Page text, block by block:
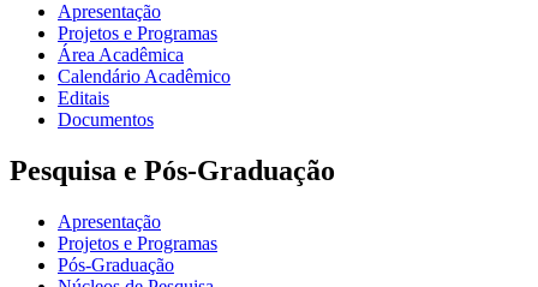
Apresentação
Projetos e Programas
Área Acadêmica
Calendário Acadêmico
Editais
Documentos
Pesquisa e Pós-Graduação
Apresentação
Projetos e Programas
Pós-Graduação